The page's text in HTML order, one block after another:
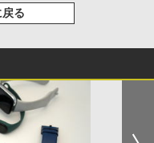
戻る